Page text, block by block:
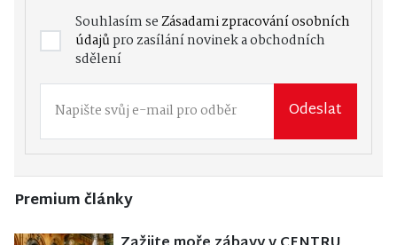
Souhlasím seZásadami zpracování osobních
údajůpro zasílání novinek a obchodních
sdělení
Odeslat
Premium články